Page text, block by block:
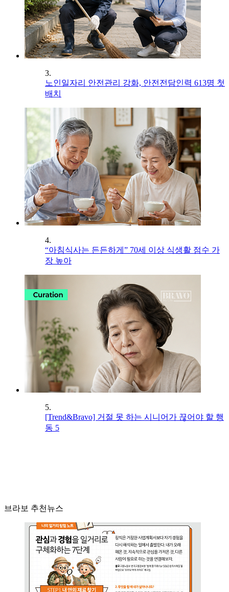
3.
노인일자리 안전관리 강화, 안전전담인력 613명 첫
배치
4.
“아침식사는 든든하게” 70세 이상 식생활 점수 가
장 높아
5.
[Trend&Bravo] 거절 못 하는 시니어가 끊어야 할 행
동 5
브라보 추천뉴스